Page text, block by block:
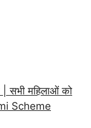
महिलाओं को
Scheme